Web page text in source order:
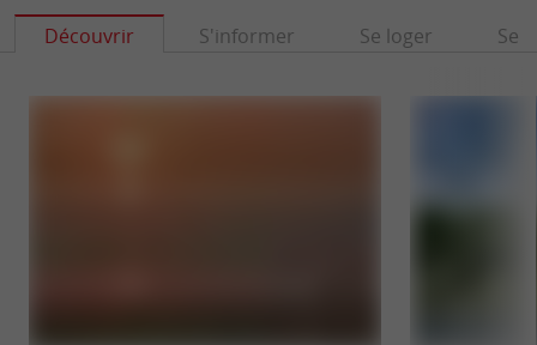
Découvrir S'informer Se loger Se